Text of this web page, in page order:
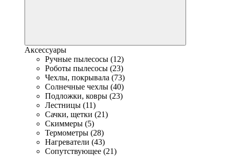
Аксессуары
Ручные пылесосы (12)
Роботы пылесосы (23)
Чехлы, покрывала (73)
Солнечные чехлы (40)
Подложки, ковры (23)
Лестницы (11)
Сачки, щетки (21)
Скиммеры (5)
Термометры (28)
Нагреватели (43)
Сопутствующее (21)